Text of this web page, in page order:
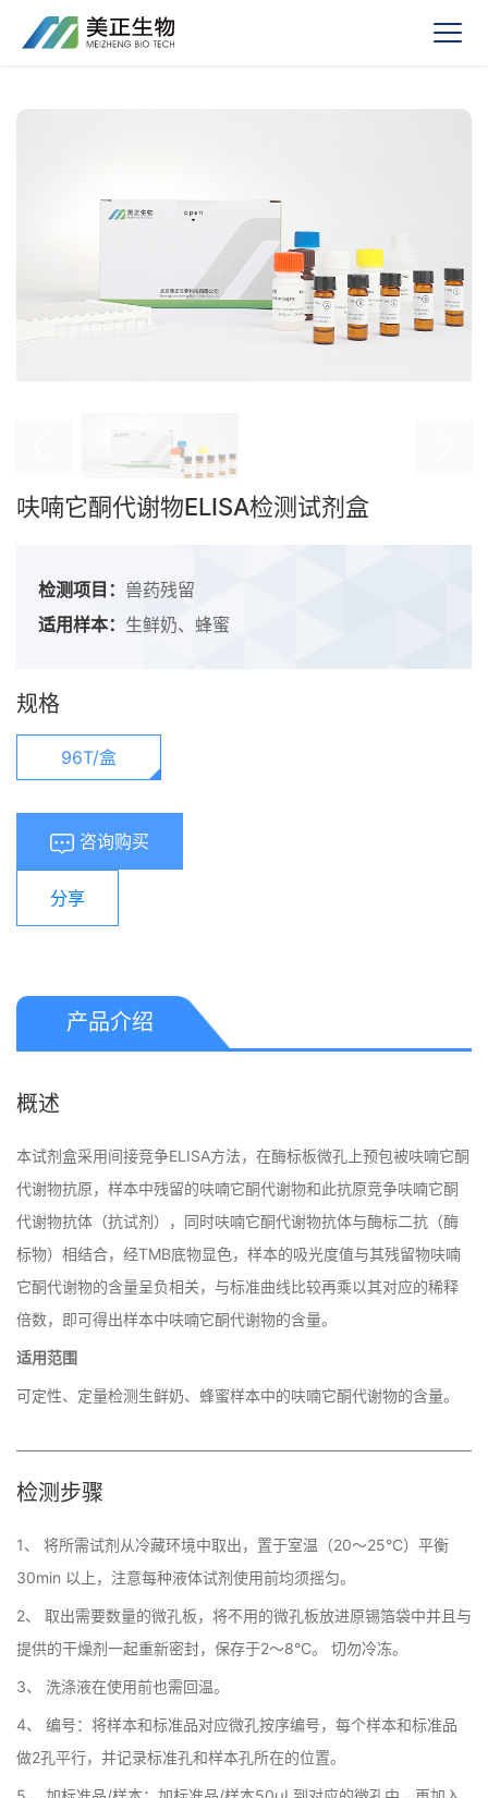
呋喃它酮代谢物ELISA检测试剂盒
检测项目： 兽药残留
适用样本： 生鲜奶、蜂蜜
规格
96T/盒
咨询购买
分享
产品介绍
概述
本试剂盒采用间接竞争ELISA方法，在酶标板微孔上预包被呋喃它酮
代谢物抗原，样本中残留的呋喃它酮代谢物和此抗原竞争呋喃它酮
代谢物抗体（抗试剂），同时呋喃它酮代谢物抗体与酶标二抗（酶
标物）相结合，经TMB底物显色，样本的吸光度值与其残留物呋喃
它酮代谢物的含量呈负相关，与标准曲线比较再乘以其对应的稀释
倍数，即可得出样本中呋喃它酮代谢物的含量。
适用范围
可定性、定量检测生鲜奶、蜂蜜样本中的呋喃它酮代谢物的含量。
检测步骤
1、 将所需试剂从冷藏环境中取出，置于室温（20～25°C）平衡
30min 以上，注意每种液体试剂使用前均须摇匀。
2、 取出需要数量的微孔板，将不用的微孔板放进原锡箔袋中并且与
提供的干燥剂一起重新密封，保存于2～8°C。 切勿冷冻。
3、 洗涤液在使用前也需回温。
4、 编号：将样本和标准品对应微孔按序编号，每个样本和标准品
做2孔平行，并记录标准孔和样本孔所在的位置。